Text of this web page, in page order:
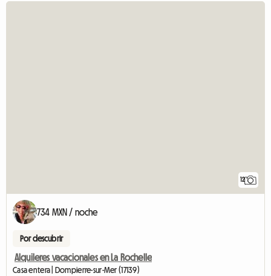
12
734 MXN / noche
Por descubrir
Alquileres vacacionales en La Rochelle
Casa entera | Dompierre-sur-Mer (17139)